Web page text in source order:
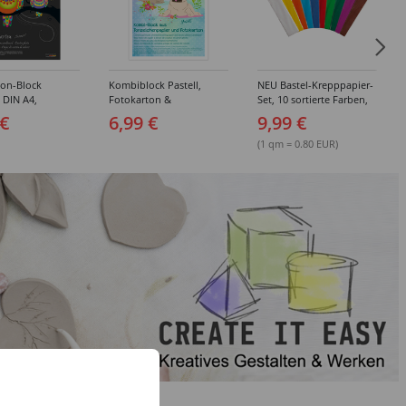
Block
A4,
10 Blatt, 10
Kombiblock Pastell,
Fotokarton &
Tonzeichenpapier, 10 +
10 Blatt, 23 x 33 cm,
6,99 €
NEU Bastel-Krepppapier-
Set, 10 sortierte Farben,
je 50x250cm
9,99 €
(1 qm = 0.80 EUR)